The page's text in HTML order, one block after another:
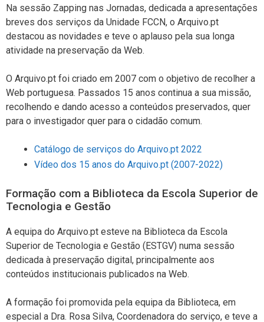
Na sessão Zapping nas Jornadas, dedicada a apresentações
breves dos serviços da Unidade FCCN, o Arquivo.pt
destacou as novidades e teve o aplauso pela sua longa
atividade na preservação da Web.
O Arquivo.pt foi criado em 2007 com o objetivo de recolher a
Web portuguesa. Passados 15 anos continua a sua missão,
recolhendo e dando acesso a conteúdos preservados, quer
para o investigador quer para o cidadão comum.
Catálogo de serviços do Arquivo.pt 2022
Vídeo dos 15 anos do Arquivo.pt (2007-2022)
Formação com a Biblioteca da Escola Superior de
Tecnologia e Gestão
A equipa do Arquivo.pt esteve na Biblioteca da Escola
Superior de Tecnologia e Gestão (ESTGV) numa sessão
dedicada à preservação digital, principalmente aos
conteúdos institucionais publicados na Web.
A formação foi promovida pela equipa da Biblioteca, em
especial a Dra. Rosa Silva, Coordenadora do serviço, e teve a